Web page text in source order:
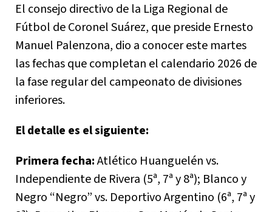
El consejo directivo de la Liga Regional de
Fútbol de Coronel Suárez, que preside Ernesto
Manuel Palenzona, dio a conocer este martes
las fechas que completan el calendario 2026 de
la fase regular del campeonato de divisiones
inferiores.
El detalle es el siguiente:
Primera fecha:Atlético Huanguelén vs.
Independiente de Rivera (5ª, 7ª y 8ª); Blanco y
Negro “Negro” vs. Deportivo Argentino (6ª, 7ª y